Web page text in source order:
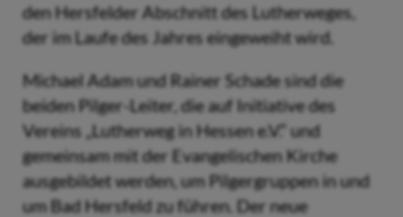
den Hersfelder Abschnitt des Lutherweges,
der im Laufe des Jahres eingeweiht wird.
Michael Adam und Rainer Schade sind die
beiden Pilger-Leiter, die auf Initiative des
Vereins „Lutherweg in Hessen e.V.“ und
gemeinsam mit der Evangelischen Kirche
ausgebildet werden, um Pilgergruppen in und
um Bad Hersfeld zu führen. Der neue